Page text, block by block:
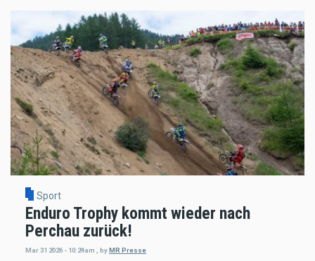
Sport
Enduro Trophy kommt wieder nach
Perchau zurück!
Mar 31 2026 - 10:24am byMR Presse